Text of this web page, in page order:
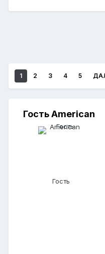
1 2 3 4 5
Гость American
Гость